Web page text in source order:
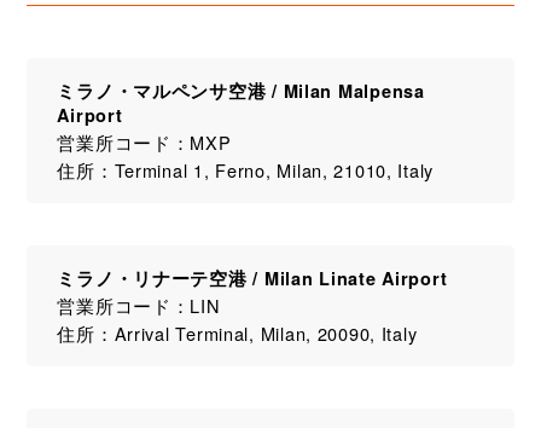
ミラノ・マルペンサ空港 / Milan Malpensa
Airport
営業所コード：MXP
住所：Terminal 1, Ferno, Milan, 21010, Italy
ミラノ・リナーテ空港 / Milan Linate Airport
営業所コード：LIN
住所：Arrival Terminal, Milan, 20090, Italy